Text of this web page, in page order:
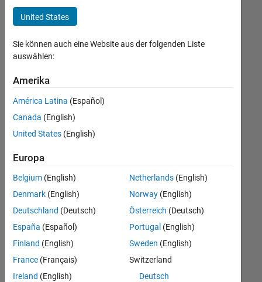
Praktika
Customer Support
Education Sales
Inside Sales
Sales Operations
Marketing Services
Business Model Team
Human Resources
+8
Derzeit
es
keine
offenen
Stellen,
Ihren
Suchkriterien
entsprechen.
können
die
Suchkriterien
weiter
fassen
oder
United States
Sie können auch eine Website aus der folgenden Liste
auswählen:
Amerika
América Latina (Español)
Canada (English)
United States (English)
Europa
Belgium (English)
Denmark (English)
Deutschland (Deutsch)
España (Español)
Finland (English)
France (Français)
Ireland (English)
Netherlands(English)
Norway(English)
Österreich (Deutsch)
Portugal (English)
Sweden (English)
Switzerland
Deutsch